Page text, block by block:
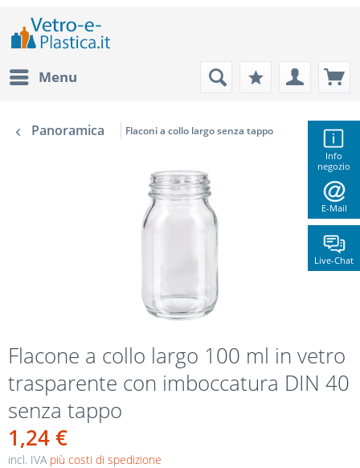
Info
negozio
E-Mail
Live-Chat
Menu
Panoramica Flaconi a collo largo senza tappo
Flacone a collo largo 100 ml in vetro
trasparente con imboccatura DIN 40
senza tappo
1,24 €
incl. IVA più costi di spedizione